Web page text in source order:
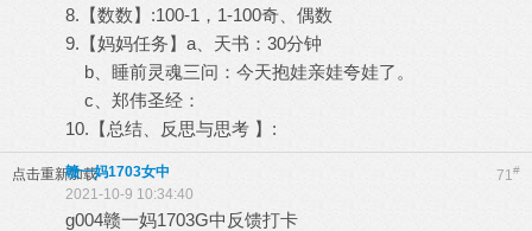
8.【数数】:100-1，1-100奇、偶数
9.【妈妈任务】a、天书：30分钟
b、睡前灵魂三问：今天抱娃亲娃夸娃了。
c、郑伟圣经：
10.【总结、反思与思考 】:
点击重新加载 71#
赣一妈1703女中
2021-10-9 10:34:40
g004赣一妈1703G中反馈打卡